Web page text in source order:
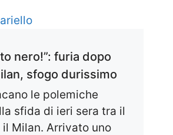
nero!”: furia dopo
sfogo durissimo
le polemiche
sfida di ieri sera tra il
il Milan. Arrivato uno